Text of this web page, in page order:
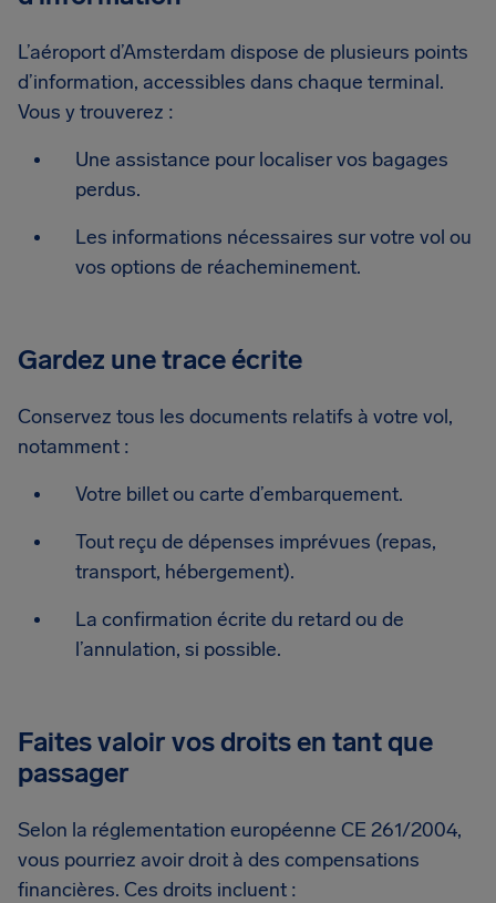
L’aéroport d’Amsterdam dispose de plusieurs points
d’information, accessibles dans chaque terminal.
Vous y trouverez :
Une assistance pour localiser vos bagages
perdus.
Les informations nécessaires sur votre vol ou
vos options de réacheminement.
Gardez une trace écrite
Conservez tous les documents relatifs à votre vol,
notamment :
Votre billet ou carte d’embarquement.
Tout reçu de dépenses imprévues (repas,
transport, hébergement).
La confirmation écrite du retard ou de
l’annulation, si possible.
Faites valoir vos droits en tant que
passager
Selon la réglementation européenne CE 261/2004,
vous pourriez avoir droit à des compensations
financières. Ces droits incluent :